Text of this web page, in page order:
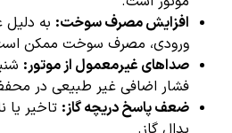
افزایش مصرف سوخت: به
ورودی، مصرف سوخت ممکن
صداهای غیرمعمول از موتور:
فشار اضافی غیر طبیعی در
ضعف پاسخ دریچه گاز: تاخیر یا